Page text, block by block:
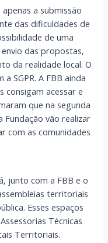
a submissão
das dificuldades de
de uma
das propostas,
da realidade local. O
SGPR. A FBB ainda
consigam acessar e
que na segunda
Fundação vão realizar
com as comunidades
junto com a FBB e o
territoriais
Esses espaços
Técnicas
Territoriais.